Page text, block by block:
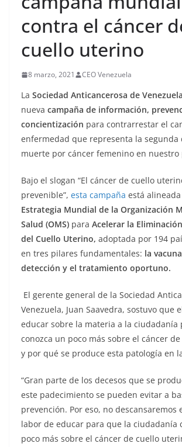
contra el cáncer
cuello uterino
8 marzo, 2021 CEO Venezuela
La Sociedad Anticancerosa de Venezuela
nueva campaña de información,
concientización para contrarrestar el
enfermedad que representa la segunda
muerte por cáncer femenino en nuestro
Bajo el slogan “El cáncer de cuello
prevenible”, esta campaña está
Estrategia Mundial de la Organización
Salud (OMS) para Acelerar la
del Cuello Uterino, adoptada por 194
en tres pilares fundamentales: la
detección y el tratamiento oportuno.
El gerente general de la Sociedad
Venezuela, Juan Saavedra, sostuvo que
educar sobre la materia a la ciudadanía
conozca un poco más sobre el cáncer
y por qué se produce esta patología en
“Gran parte de los decesos que se
este padecimiento se pueden evitar a
prevención. Por eso, no descansaremos
labor de educar para que la ciudadanía
poco más sobre el cáncer de cuello